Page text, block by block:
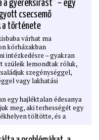
is beszélt Benyó Ritának,
fenyegetések és
nemcsak tanári
maguk után, hanem egy
és szülőgenerációt is.
a gyereksírást” – egy
csecsemő
a története
várhat ma
kórházakban
intézkedésre – gyakran
szüleik lemondtak róluk,
szegénységgel,
vagy lakhatási
egy hajléktalan édesanya
meg, aki terhességét egy
töltötte, és a
várandósgondozást.